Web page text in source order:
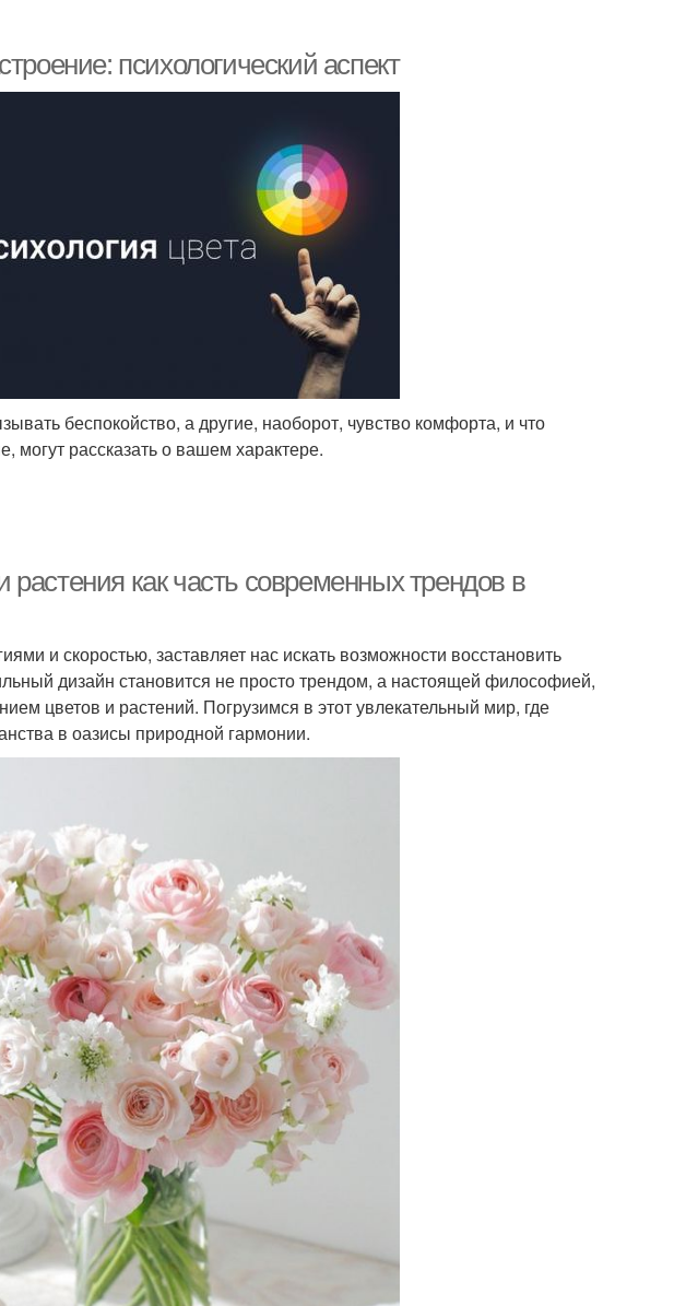
психологический аспект
беспокойство, а другие, наоборот, чувство комфорта, и что
могут рассказать о вашем характере.
как часть современных трендов в
и скоростью, заставляет нас искать возможности восстановить
дизайн становится не просто трендом, а настоящей философией,
цветов и растений. Погрузимся в этот увлекательный мир, где
в оазисы природной гармонии.